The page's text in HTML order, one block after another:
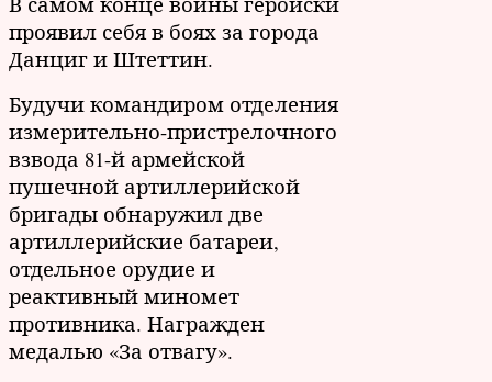
проявил себя в боях за города
Данциг и Штеттин.
Будучи командиром отделения
измерительно-пристрелочного
взвода 81-й армейской
пушечной артиллерийской
бригады обнаружил две
артиллерийские батареи,
отдельное орудие и
реактивный миномет
противника. Награжден
медалью «За отвагу».